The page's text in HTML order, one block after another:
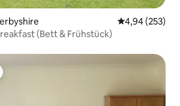
4,94 (253)
(Bett & Frühstück)